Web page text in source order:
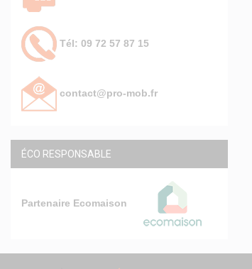
Tél: 09 72 57 87 15
contact@pro-mob.fr
ÉCO RESPONSABLE
Partenaire Ecomaison